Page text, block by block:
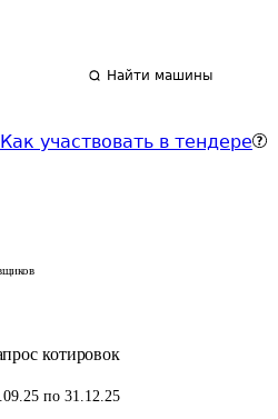
Найти машины
Как участвовать в тендере
котировок
по 31.12.25